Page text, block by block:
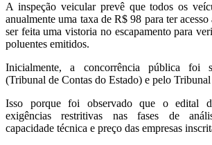
A inspeção veicular prevê que todos os
anualmente uma taxa de R$ 98 para ter acesso
ser feita uma vistoria no escapamento para
poluentes emitidos.
Inicialmente, a concorrência pública foi
(Tribunal de Contas do Estado) e pelo
Isso porque foi observado que o edital
exigências restritivas nas fases de
capacidade técnica e preço das empresas